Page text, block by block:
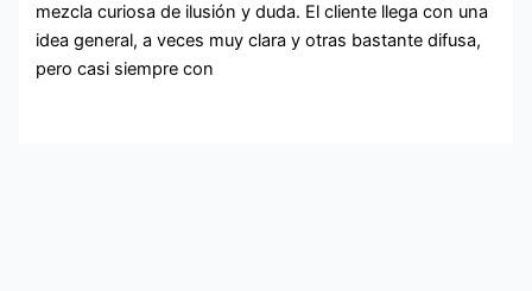
mezcla curiosa de ilusión y duda. El cliente llega con una
idea general, a veces muy clara y otras bastante difusa,
pero casi siempre con